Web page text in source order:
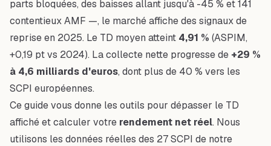
parts bloquées, des baisses allant jusqu'à -45 % et 141
contentieux AMF —, le marché affiche des signaux de
reprise en 2025. Le TD moyen atteint 4,91 % (ASPIM,
+0,19 pt vs 2024). La collecte nette progresse de +29 %
à 4,6 milliards d'euros, dont plus de 40 % vers les
SCPI européennes.
Ce guide vous donne les outils pour dépasser le TD
affiché et calculer votre rendement net réel. Nous
utilisons les données réelles des 27 SCPI de notre